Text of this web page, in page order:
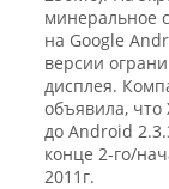
минеральное
на Google
версии
дисплея.
объявила, что
до Android
конце 2-го/
2011г.